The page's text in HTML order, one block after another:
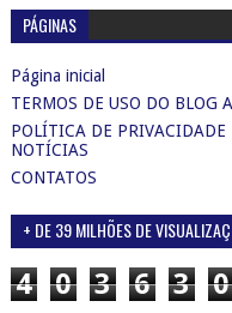
PÁGINAS
Página inicial
TERMOS DE USO DO BLOG
POLÍTICA DE PRIVACIDADE
NOTÍCIAS
CONTATOS
+ DE 39 MILHÕES DE
4 0 3 6 3 0